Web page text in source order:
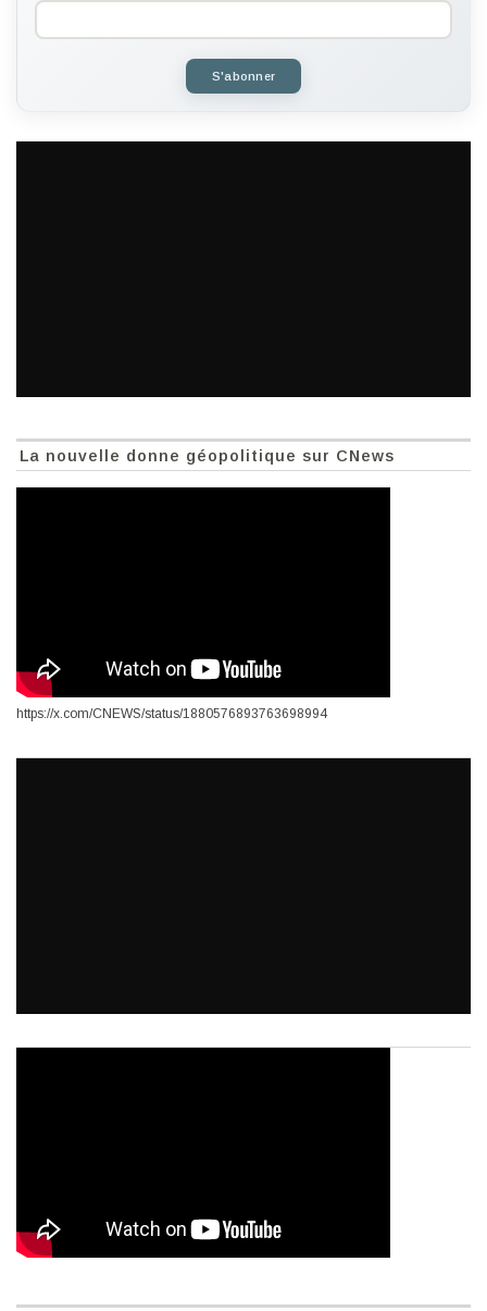
S'abonner
La nouvelle donne géopolitique sur CNews
https://x.com/CNEWS/status/1880576893763698994